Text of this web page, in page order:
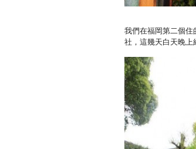
我們在福岡第二個住
社，這幾天白天晚上